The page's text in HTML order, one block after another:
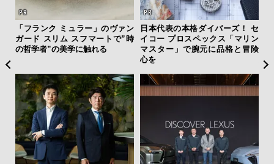
「フランク ミュラー」のヴァン
ガード スリム スフマートで”時
の哲学者”の美学に触れる
日本代表の本格ダイバーズ！ セ
イコー プロスペックス「マリン
マスター」で腕元に品格と冒険
心を
店